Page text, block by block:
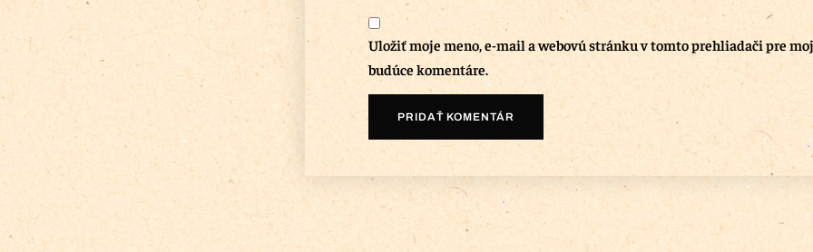
Uložiť moje meno, e-mail a webovú stránku v tomto prehliadači pre
budúce komentáre.